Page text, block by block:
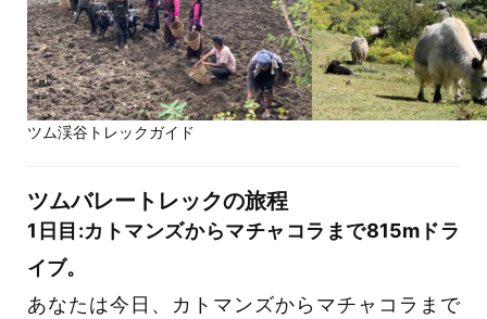
ツム渓谷トレックガイド
ツムバレートレックの旅程
1日目:カトマンズからマチャコラまで815mドラ
イブ。
あなたは今日、カトマンズからマチャコラまで